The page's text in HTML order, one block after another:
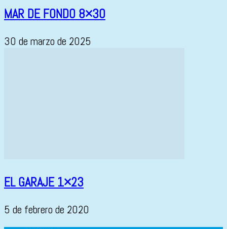
MAR DE FONDO 8×30
30 de marzo de 2025
EL GARAJE 1×23
5 de febrero de 2020